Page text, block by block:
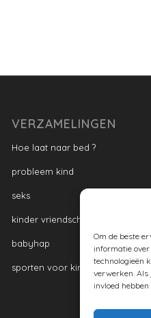
Om de beste
informatie
technologieën
verwerken. Als
invloed
VERZAMELINGEN
Hoe laat naar bed ?
probleem kind
seks
kinder vriendschap
babyhap
sporten voor kinderen